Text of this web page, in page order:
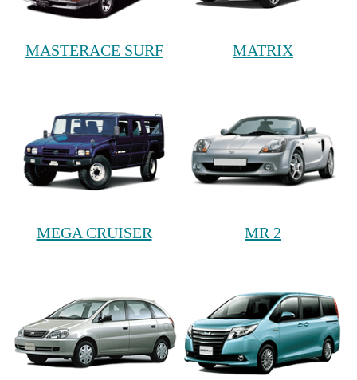
MASTERACE SURF MATRIX
MEGA CRUISER MR 2